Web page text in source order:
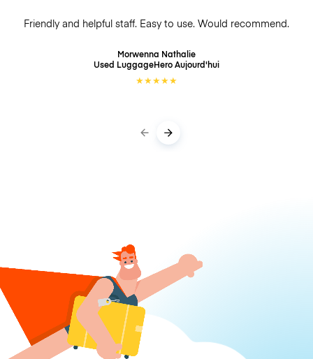
Friendly and helpful staff. Easy to use. Would recommend.
Morwenna Nathalie
Used LuggageHeroAujourd'hui
★★★★★